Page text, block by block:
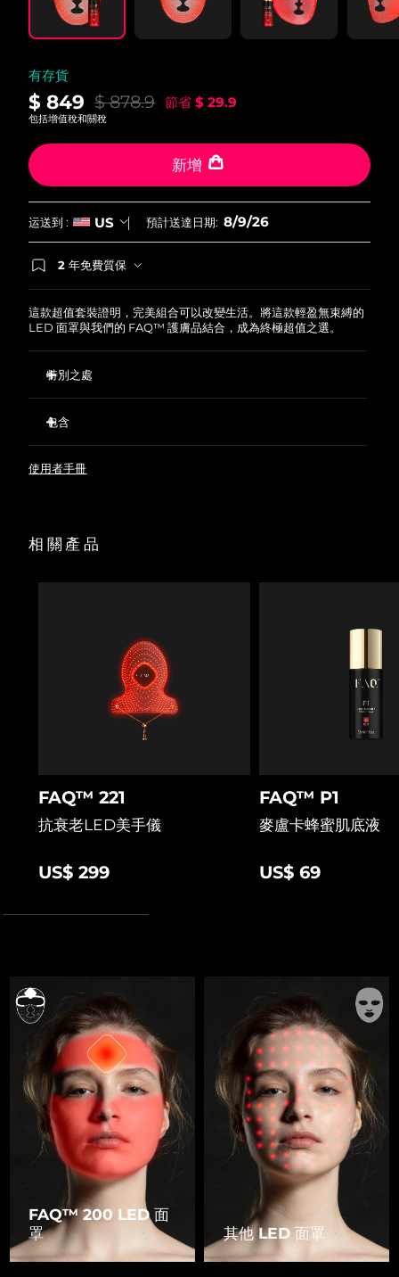
有存貨
$ 849 $ 878.9 節省 $ 29.9
包括增值稅和關稅
新增
运送到 : US 預計送達日期: 8/9/26
2 年免費質保
這款超值套裝證明，完美組合可以改變生活。將這款輕盈無束縛的
LED 面罩與我們的 FAQ™ 護膚品結合，成為終極超值之選。
特別之處
預先準備並進行打底，優化LED護理效果，同時支持肌膚屏
障。
包含
FAQ™ Red Light Peptide Serum
收納袋
使用者手冊
相關產品
FAQ™ 221
抗衰老LED美手儀
US$ 299
FAQ™ P1
麥盧卡蜂蜜肌底液
US$ 69
FAQ™ 200 LED 面
罩
其他 LED 面罩